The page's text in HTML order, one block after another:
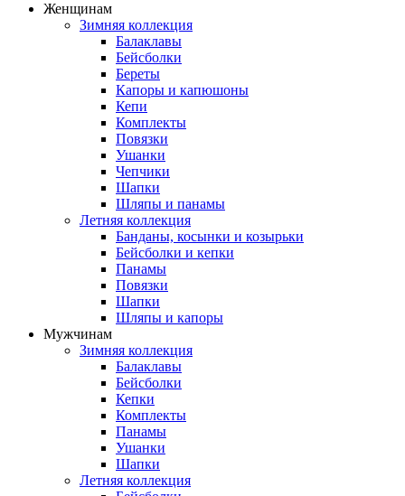
Женщинам
Зимняя коллекция
Балаклавы
Бейсболки
Береты
Капоры и капюшоны
Кепи
Комплекты
Повязки
Ушанки
Чепчики
Шапки
Шляпы и панамы
Летняя коллекция
Банданы, косынки и козырьки
Бейсболки и кепки
Панамы
Повязки
Шапки
Шляпы и капоры
Мужчинам
Зимняя коллекция
Балаклавы
Бейсболки
Кепки
Комплекты
Панамы
Ушанки
Шапки
Летняя коллекция